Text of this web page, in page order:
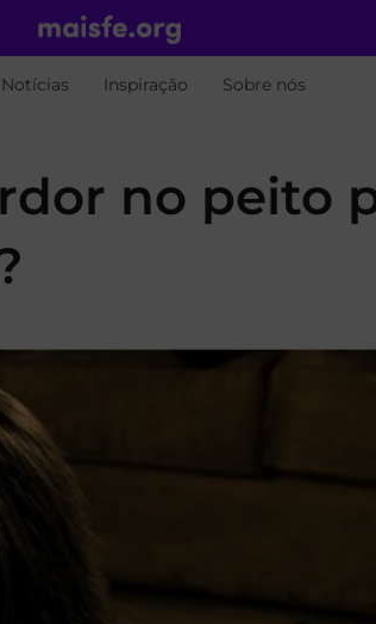
Notícias Inspiração Sobre nós
no peito